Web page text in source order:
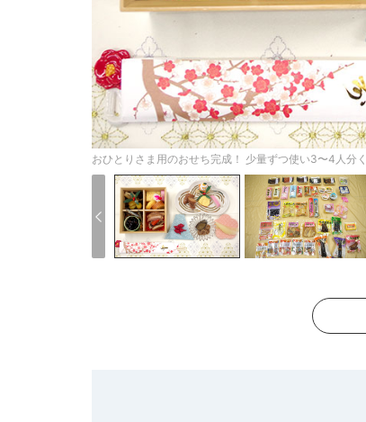
おひとりさま用のおせち完成！ 少量ずつ使い3〜4人分